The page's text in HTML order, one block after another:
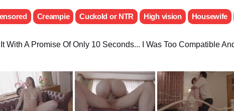
Creampie Cuckold or NTR High vision Housewife
With A Promise Of Only 10 Seconds... I Was Too Compatible